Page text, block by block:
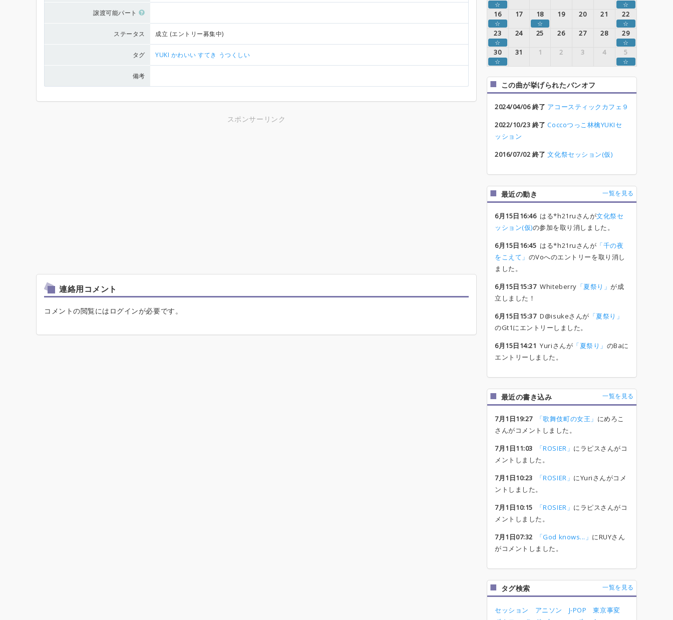
譲渡可能パート
ステータス 成立 (エントリー募集中)
タグ YUKI かわいい すてき うつくしい
備考
スポンサーリンク
連絡用コメント
コメントの閲覧にはログインが必要です。
☆ ☆
16 17 18 19 20 21 22
☆ ☆ ☆
23 24 25 26 27 28 29
☆ ☆
30 31 1 2 3 4 5
☆ ☆
この曲が挙げられたバンオフ
2024/04/06 終了 アコースティックカフェ９
2022/10/23 終了 Coccoつっこ林檎YUKIセ
ッション
2016/07/02 終了 文化祭セッション(仮)
最近の動き 一覧を見る
6月15日16:46はる*h21ruさんが文化祭セ
ッション(仮)の参加を取り消しました。
6月15日16:45 はる*h21ruさんが 「千の夜
をこえて」 のVoへのエントリーを取り消し
ました。
6月15日15:37Whiteberry 「夏祭り」が成
立しました！
6月15日15:37D@isukeさんが 「夏祭り」
のGt1にエントリーしました。
6月15日14:21 Yuriさんが 「夏祭り」 のBaに
エントリーしました。
最近の書き込み 一覧を見る
7月1日19:27 「歌舞伎町の女王」 にめろこ
さんがコメントしました。
7月1日11:03
「ROSIER」 にラピスさんがコ
メントしました。
7月1日10:23
「ROSIER」 にYuriさんがコメ
ントしました。
7月1日10:15
「ROSIER」 にラピスさんがコ
メントしました。
7月1日07:32
「God knows...」 にRUYさん
がコメントしました。
タグ検索 一覧を見る
セッション アニソン J-POP
東京事変